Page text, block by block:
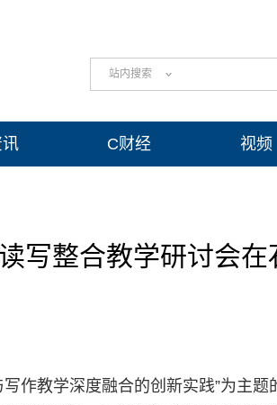
站内搜索
C财经 视频
写整合教学研讨会
作教学深度融合的创新实践”为主